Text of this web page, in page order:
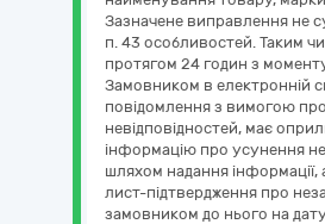
Зазначене виправлення не
п. 43 особливостей. Таким
протягом 24 годин з
Замовником в електронній
повідомлення з вимогою
невідповідностей, має
інформацію про усунення
шляхом надання інформації,
лист-підтвердження про
замовником до нього на